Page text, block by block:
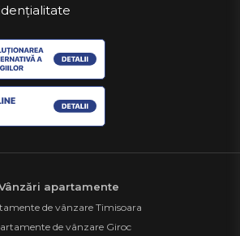
apartamente
de vânzare Timisoara
de vânzare Giroc